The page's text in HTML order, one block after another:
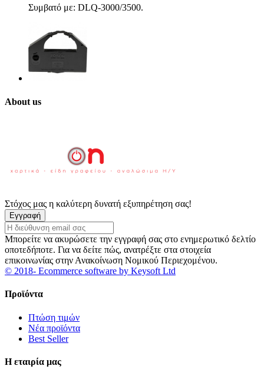
Συμβατό με: DLQ-3000/3500.
About us
Στόχος μας η καλύτερη δυνατή εξυπηρέτηση σας!
Εγγραφή
Μπορείτε να ακυρώσετε την εγγραφή σας στο ενημερωτικό δελτίο
οποτεδήποτε. Για να δείτε πώς, ανατρέξτε στα στοιχεία
επικοινωνίας στην Ανακοίνωση Νομικού Περιεχομένου.
© 2018- Ecommerce software by Keysoft Ltd
Προϊόντα
Πτώση τιμών
Νέα προϊόντα
Best Seller
Η εταιρία μας